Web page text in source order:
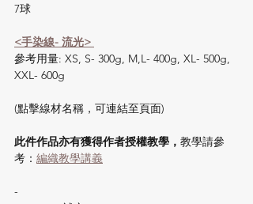
7球
<手染線- 流光>
參考用量: XS, S- 300g, M,L- 400g, XL- 500g,
XXL- 600g
(點擊線材名稱，可連結至頁面)
此件作品亦有獲得作者授權教學， 教學請參
考： 編織教學講義
-